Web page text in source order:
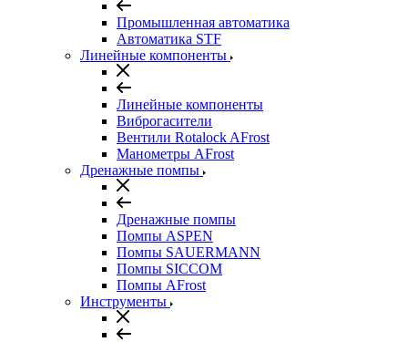
Промышленная автоматика
Автоматика STF
Линейные компоненты
Линейные компоненты
Виброгасители
Вентили Rotalock AFrost
Манометры AFrost
Дренажные помпы
Дренажные помпы
Помпы ASPEN
Помпы SAUERMANN
Помпы SICCOM
Помпы AFrost
Инструменты